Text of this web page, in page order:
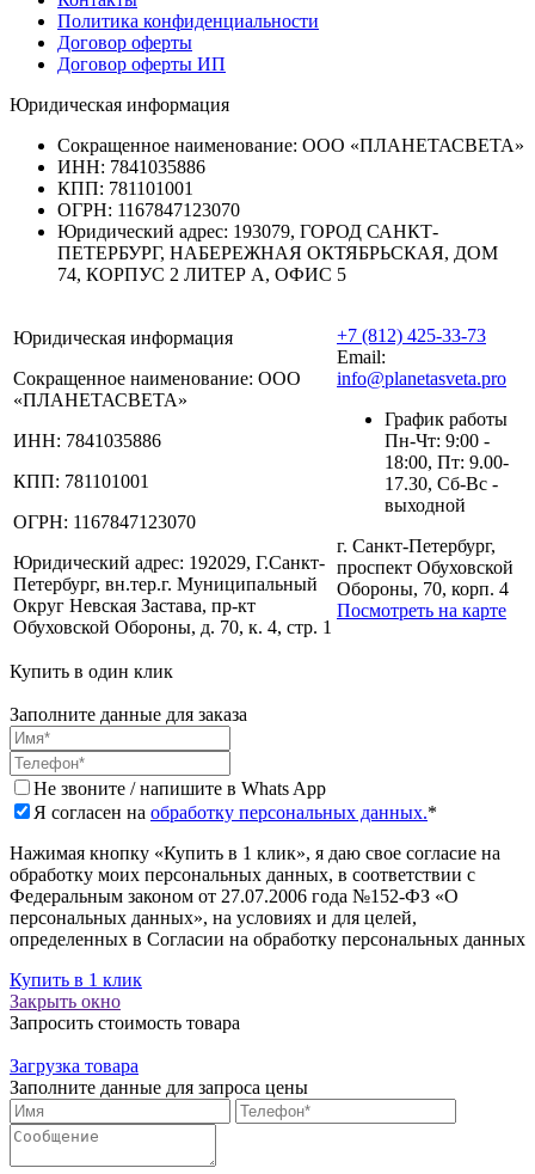
Политика конфиденциальности
Договор оферты
Договор оферты ИП
Юридическая информация
Сокращенное наименование: ООО «ПЛАНЕТАСВЕТА»
ИНН: 7841035886
КПП: 781101001
ОГРН: 1167847123070
Юридический адрес: 193079, ГОРОД САНКТ-
ПЕТЕРБУРГ, НАБЕРЕЖНАЯ ОКТЯБРЬСКАЯ, ДОМ
74, КОРПУС 2 ЛИТЕР А, ОФИС 5
Юридическая информация
Сокращенное наименование: ООО
«ПЛАНЕТАСВЕТА»
ИНН: 7841035886
КПП: 781101001
ОГРН: 1167847123070
Юридический адрес: 192029, Г.Санкт-
Петербург, вн.тер.г. Муниципальный
Округ Невская Застава, пр-кт
Обуховской Обороны, д. 70, к. 4, стр. 1
+7 (812) 425-33-73
Email:
info@planetasveta.pro
График работы
Пн-Чт: 9:00 -
18:00, Пт: 9.00-
17.30, Сб-Вс -
выходной
г. Санкт-Петербург,
проспект Обуховской
Обороны, 70, корп. 4
Посмотреть на карте
Купить в один клик
Заполните данные для заказа
Не звоните / напишите в Whats App
Я согласен на обработку персональных данных.*
Нажимая кнопку «Купить в 1 клик», я даю свое согласие на
обработку моих персональных данных, в соответствии с
Федеральным законом от 27.07.2006 года №152-ФЗ «О
персональных данных», на условиях и для целей,
определенных в Согласии на обработку персональных данных
Купить в 1 клик
Закрыть окно
Запросить стоимость товара
Загрузка товара
Заполните данные для запроса цены